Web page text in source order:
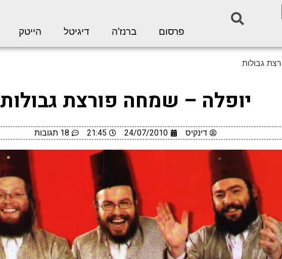
פרסום ברנז’ה דיגיטל הייטק
גבולות
יופלה – שמחה פורצת גבולות
דינקיס 24/07/2010
21:45 18 תגובות